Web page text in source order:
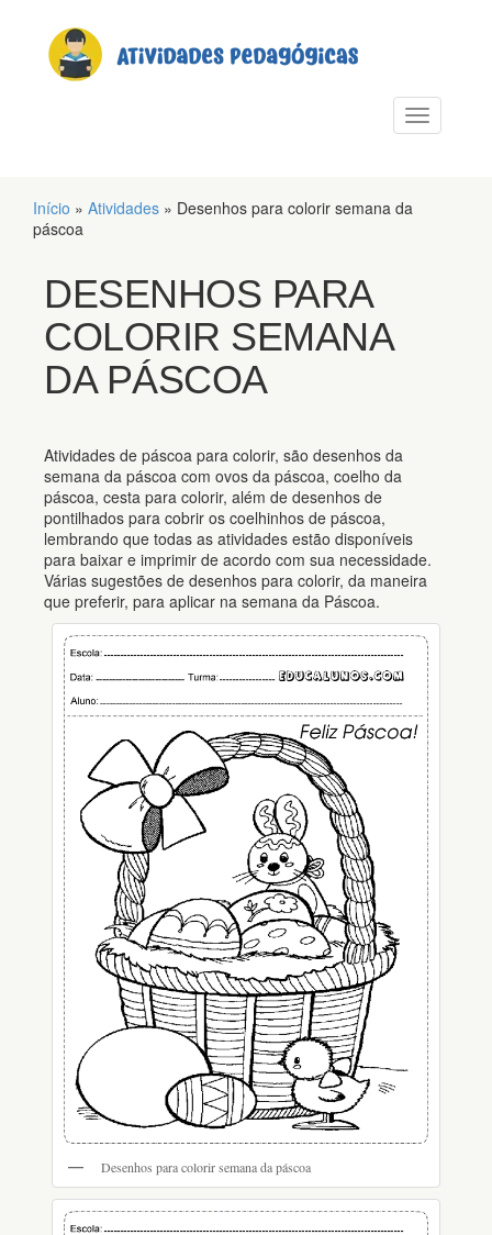
Alternar
Início » Atividades » Desenhos para colorir semana da
páscoa
DESENHOS PARA
COLORIR SEMANA
DA PÁSCOA
Atividades de páscoa para colorir, são desenhos da
semana da páscoa com ovos da páscoa, coelho da
páscoa, cesta para colorir, além de desenhos de
pontilhados para cobrir os coelhinhos de páscoa,
lembrando que todas as atividades estão disponíveis
para baixar e imprimir de acordo com sua necessidade.
Várias sugestões de desenhos para colorir, da maneira
que preferir, para aplicar na semana da Páscoa.
Desenhos para colorir semana da páscoa